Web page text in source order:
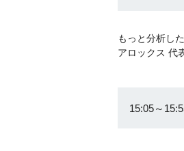
もっと分析し
アロックス 代
15:05～